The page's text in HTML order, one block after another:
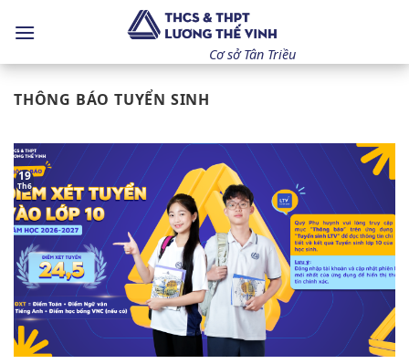
qua
Cơ sở Tân Triều
THÔNG BÁO TUYỂN SINH
19
Th6